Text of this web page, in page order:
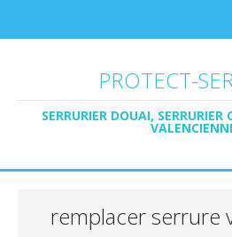
PROTECT-
SERRURIER DOUAI, SERRURIER
remplacer serrure